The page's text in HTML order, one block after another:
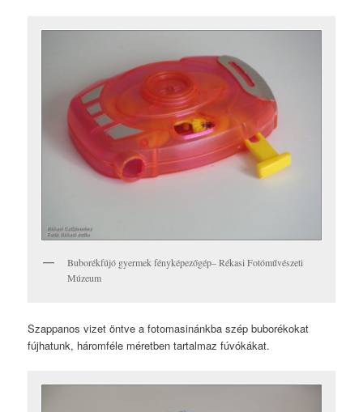
Buborékfújó gyermek fényképezőgép– Rékasi Fotóművészeti
Múzeum
Szappanos vizet öntve a fotomasinánkba szép buborékokat
fújhatunk, háromféle méretben tartalmaz fúvókákat.